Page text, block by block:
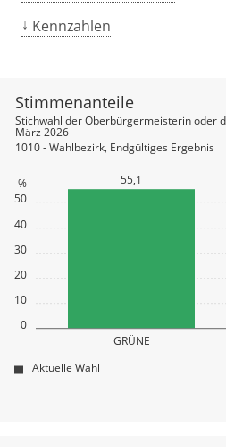
Kennzahlen
0
10
20
30
40
50
%
GRÜNE
55,1
Stimmenanteile
Stichwahl der Oberbürgermeisterin oder
März 2026
1010 - Wahlbezirk, Endgültiges Ergebnis
Aktuelle Wahl